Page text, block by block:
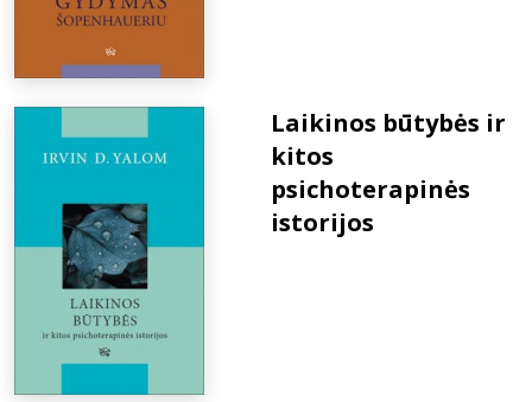
Laikinos būtybės ir
kitos
psichoterapinės
istorijos